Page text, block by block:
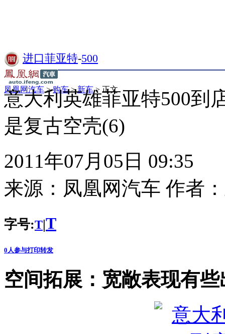
进口菲亚特-500
凤凰网汽车>购车>新车> 正文
意大利英雄菲亚特500到
是复古空壳(6)
2011年07月05日 09:35
来源： 凤凰网汽车 作者：
字号:T|T
0 人参与打印转发
空间拓展：宽敞表现有